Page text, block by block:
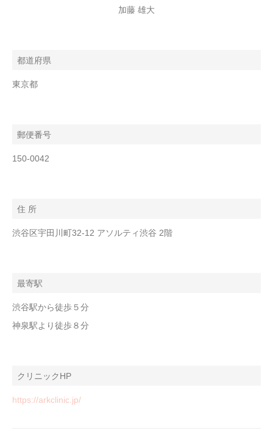
加藤 雄大
都道府県
東京都
郵便番号
150-0042
住 所
渋谷区宇田川町32-12 アソルティ渋谷 2階
最寄駅
渋谷駅から徒歩５分
神泉駅より徒歩８分
クリニックHP
https://arkclinic.jp/